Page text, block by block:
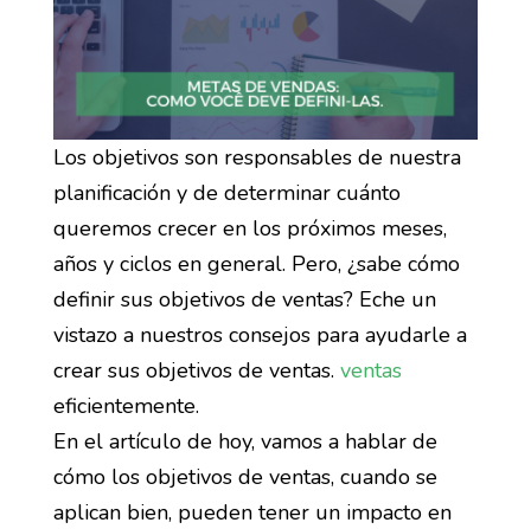
Los objetivos son responsables de nuestra
planificación y de determinar cuánto
queremos crecer en los próximos meses,
años y ciclos en general. Pero, ¿sabe cómo
definir sus objetivos de ventas? Eche un
vistazo a nuestros consejos para ayudarle a
crear sus objetivos de ventas. ventas
eficientemente.
En el artículo de hoy, vamos a hablar de
cómo los objetivos de ventas, cuando se
aplican bien, pueden tener un impacto en